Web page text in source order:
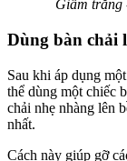
Giấm trắng
Dùng bàn chải
Sau khi áp dụng
thể dùng một chiếc
chải nhẹ nhàng lên
nhất.
Cách này giúp gỡ